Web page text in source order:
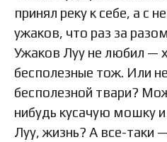
принял реку к себе, а с
ужаков, что раз за
Ужаков Луу не любил —
бесполезные тож. Или
бесполезной твари?
нибудь кусачую мошку
Луу, жизнь? А все-таки